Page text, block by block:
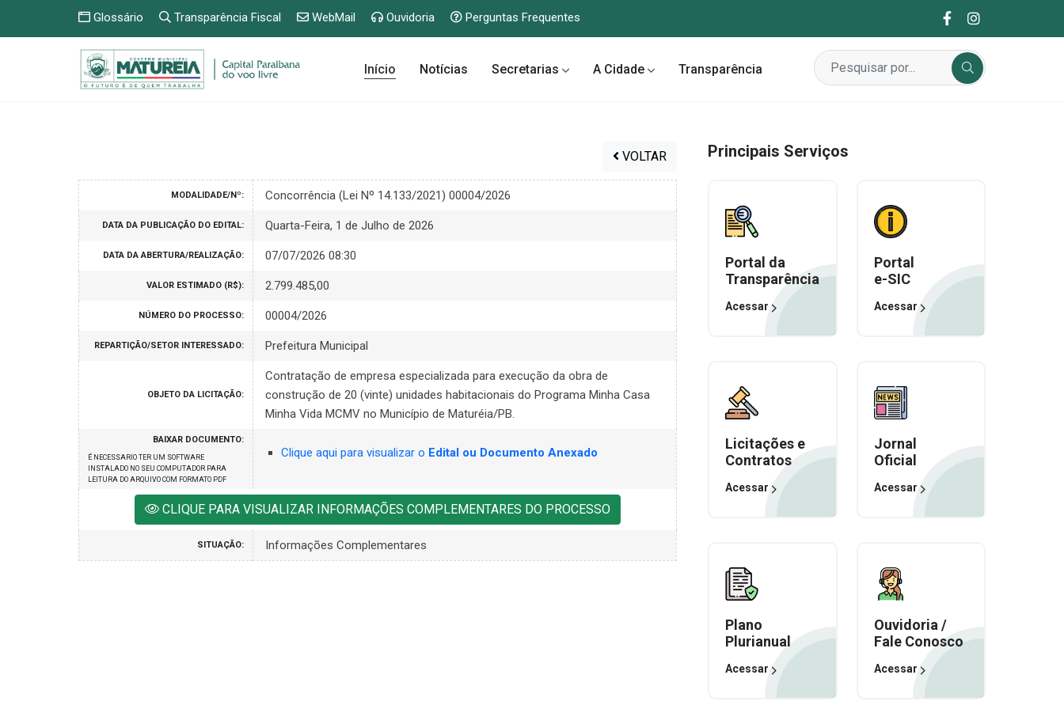
Glossário Transparência Fiscal WebMail Ouvidoria Perguntas Frequentes
Início Notícias Secretarias A Cidade Transparência
VOLTAR
MODALIDADE/Nº: Concorrência (Lei Nº 14.133/2021) 00004/2026
DATA DA PUBLICAÇÃO DO EDITAL: Quarta-Feira, 1 de Julho de 2026
DATA DA ABERTURA/REALIZAÇÃO: 07/07/2026 08:30
VALOR ESTIMADO (R$): 2.799.485,00
NÚMERO DO PROCESSO: 00004/2026
REPARTIÇÃO/SETOR INTERESSADO: Prefeitura Municipal
OBJETO DA LICITAÇÃO:
Contratação de empresa especializada para execução da obra de
construção de 20 (vinte) unidades habitacionais do Programa Minha Casa
Minha Vida MCMV no Município de Maturéia/PB.
BAIXAR DOCUMENTO:
É NECESSARIO TER UM SOFTWARE
INSTALADO NO SEU COMPUTADOR PARA
LEITURA DO ARQUIVO COM FORMATO PDF
Clique aqui para visualizar o Edital ou Documento Anexado
CLIQUE PARA VISUALIZAR INFORMAÇÕES COMPLEMENTARES DO PROCESSO
SITUAÇÃO: Informações Complementares
Principais Serviços
Portal da
Transparência
Acessar
Portal
e-SIC
Acessar
Licitações e
Contratos
Acessar
Jornal
Oficial
Acessar
Plano
Plurianual
Acessar
Ouvidoria /
Fale Conosco
Acessar